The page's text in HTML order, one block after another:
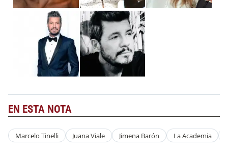
EN ESTA NOTA
Marcelo Tinelli Juana Viale Jimena Barón La Academia